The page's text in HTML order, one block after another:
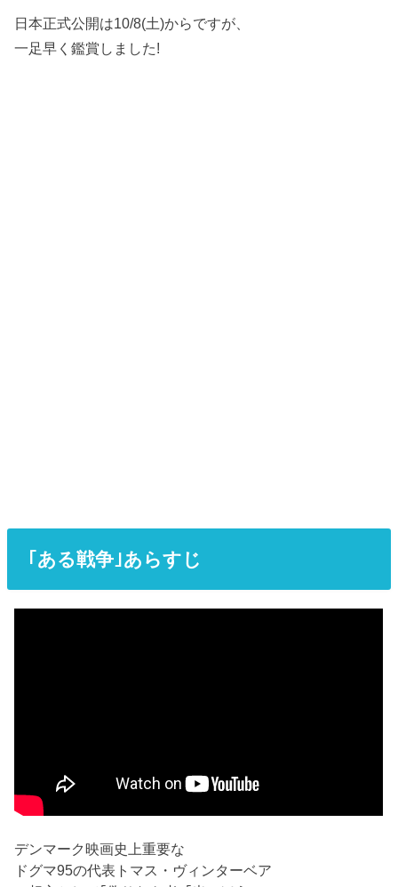
日本正式公開は10/8(土)からですが、
一足早く鑑賞しました!
｢ある戦争｣あらすじ
デンマーク映画史上重要な
ドグマ95の代表トマス・ヴィンターベア